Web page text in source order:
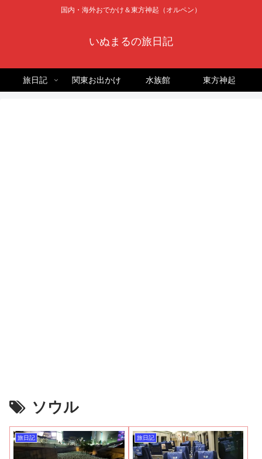
国内・海外おでかけ＆東方神起（オルペン）
いぬまるの旅日記
旅日記 関東お出かけ 水族館 東方神起
ソウル
旅日記 旅日記